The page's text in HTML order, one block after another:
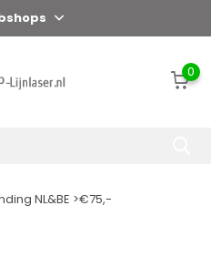
0
NL&BE >€75,-